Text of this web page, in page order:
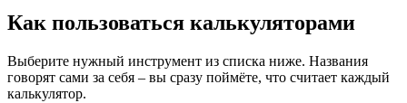
Как пользоваться калькуляторами
Выберите нужный инструмент из списка ниже. Названия
говорят сами за себя – вы сразу поймёте, что считает каждый
калькулятор.